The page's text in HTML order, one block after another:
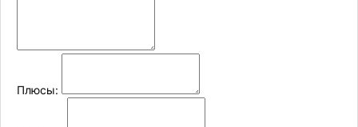
Плюсы: